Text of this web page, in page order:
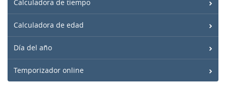
Calculadora de tiempo
Calculadora de edad
Día del año
Temporizador online